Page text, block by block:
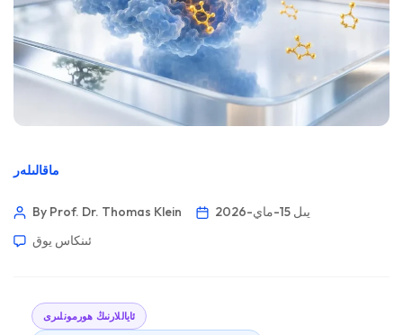
ماقالىلەر
By Prof. Dr. Thomas Klein
2026-يىل 15-ماي
ئىنكاس يوق
ئاياللارنىڭ ھورمونلىرى